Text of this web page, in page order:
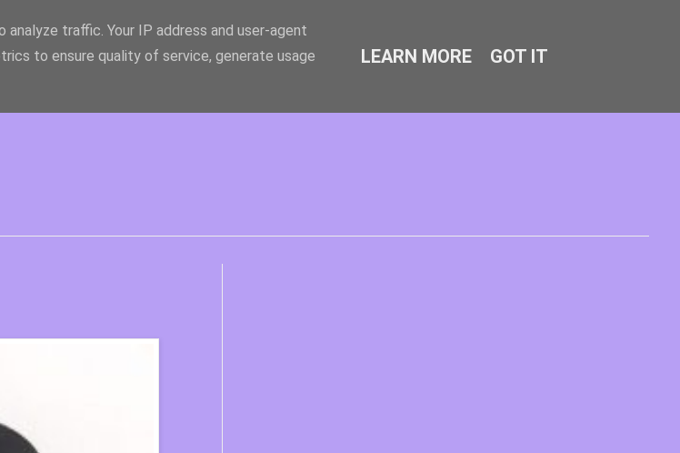
traffic. Your IP address and user-agent
to ensure quality of service, generate usage
LEARN MORE GOT IT